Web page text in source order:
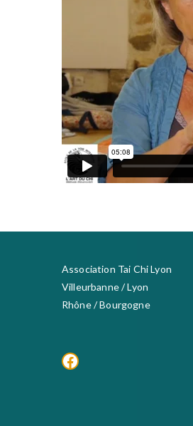
Association Tai Chi Lyon
Villeurbanne / Lyon
Rhône / Bourgogne
Facebook